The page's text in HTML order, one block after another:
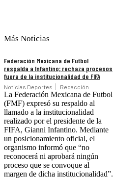
Más Noticias
Federación Mexicana de Futbol
respalda a Infantino; rechaza procesos
fuera de la institucionalidad de FIFA
Noticias Deportes Redacción
La Federación Mexicana de Futbol
(FMF) expresó su respaldo al
llamado a la institucionalidad
realizado por el presidente de la
FIFA, Gianni Infantino. Mediante
un posicionamiento oficial, el
organismo informó que “no
reconocerá ni aprobará ningún
proceso que se convoque al
margen de dicha institucionalidad”.